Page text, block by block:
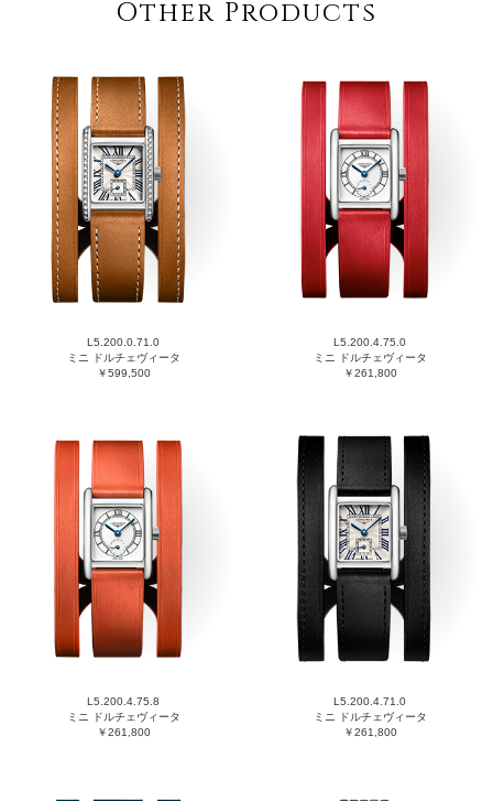
Other Products
L5.200.0.71.0
ミニ ドルチェヴィータ
￥599,500
L5.200.4.75.0
ミニ ドルチェヴィータ
￥261,800
L5.200.4.75.8
ミニ ドルチェヴィータ
￥261,800
L5.200.4.71.0
ミニ ドルチェヴィータ
￥261,800